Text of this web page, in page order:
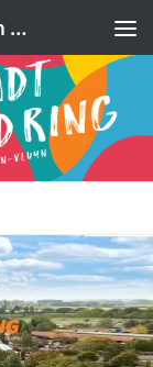
Stadtjugendring Neukirchen-Vluyn e.V.